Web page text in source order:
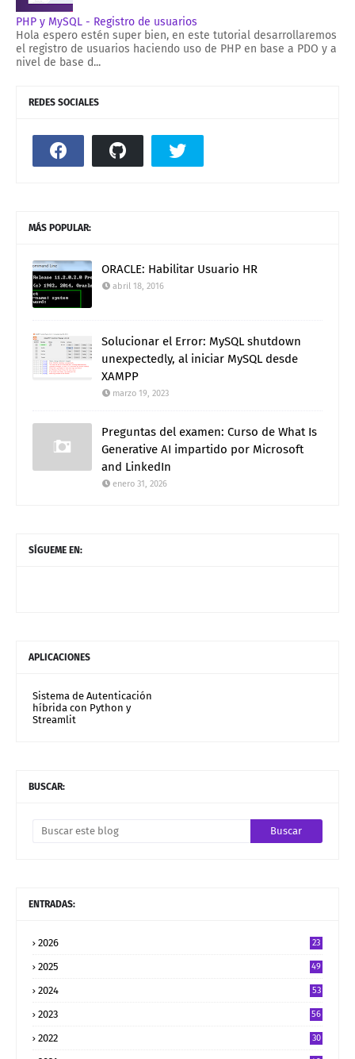
PHP y MySQL - Registro de usuarios
Hola espero estén super bien, en este tutorial desarrollaremos
el registro de usuarios haciendo uso de PHP en base a PDO y a
nivel de base d...
REDES SOCIALES
MÁS POPULAR:
ORACLE: Habilitar Usuario HR
abril 18, 2016
Solucionar el Error: MySQL shutdown
unexpectedly, al iniciar MySQL desde
XAMPP
marzo 19, 2023
Preguntas del examen: Curso de What Is
Generative AI impartido por Microsoft
and LinkedIn
enero 31, 2026
SÍGUEME EN:
APLICACIONES
Sistema de Autenticación
híbrida con Python y
Streamlit
BUSCAR:
ENTRADAS:
2026 23
2025 49
2024 53
2023 56
2022 30